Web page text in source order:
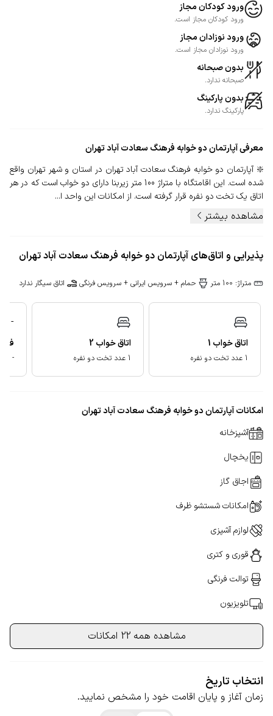
ورود کودکان مجاز
ورود کودکان مجاز است.
ورود نوزادان مجاز
ورود نوزادان مجاز است.
بدون صبحانه
صبحانه ندارد.
بدون پارکینگ
پارکینگ ندارد.
معرفیآپارتمان دو خوابه فرهنگ سعادت آباد تهران
❇️ آپارتمان دو خوابه فرهنگ سعادت آباد تهران در استان و شهر تهران واقع
شده است. این اقامتگاه با متراژ 100 متر زیربنا دارای دو خواب است که در هر
اتاق یک تخت دو نفره قرار گرفته است. از امکانات این واحد ا...
مشاهده بیشتر
پذیرایی و اتاق‌های آپارتمان دو خوابه فرهنگ سعادت آباد تهران
متراژ: 100 متر حمام + سرویس ایرانی + سرویس فرنگی اتاق سیگار ندارد
اتاق خواب 1
1 عدد تخت دو نفره
اتاق خواب 2
1 عدد تخت دو نفره
-
-
امکانات آپارتمان دو خوابه فرهنگ سعادت آباد تهران
آشپزخانه
یخچال
اجاق گاز
امکانات شستشو ظرف
لوازم آشپزی
قوری و کتری
توالت فرنگی
تلویزیون
مشاهده همه 22 امکانات
انتخاب تاریخ
زمان آغاز و پایان اقامت خود را مشخص نمایید.